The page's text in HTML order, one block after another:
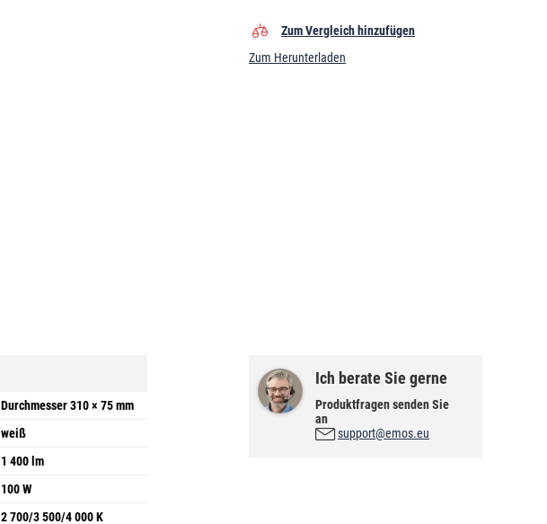
Zum Vergleich hinzufügen
Zum Herunterladen
Durchmesser 310 × 75 mm
weiß
1 400 lm
100 W
2 700/3 500/4 000 K
Ich berate Sie gerne
Produktfragen senden Sie
an
support@emos.eu